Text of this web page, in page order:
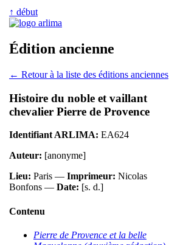
↑ début
Édition ancienne
← Retour à la liste des éditions anciennes
Histoire du noble et vaillant
chevalier Pierre de Provence
Identifiant ARLIMA: EA624
Auteur: [anonyme]
Lieu: Paris — Imprimeur: Nicolas
Bonfons — Date: [s. d.]
Contenu
Pierre de Provence et la belle